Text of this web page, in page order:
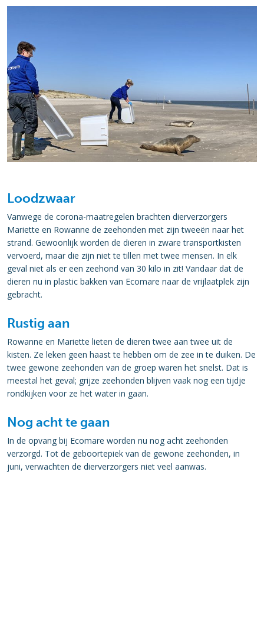
Loodzwaar
Vanwege de corona-maatregelen brachten dierverzorgers
Mariette en Rowanne de zeehonden met zijn tweeën naar het
strand. Gewoonlijk worden de dieren in zware transportkisten
vervoerd, maar die zijn niet te tillen met twee mensen. In elk
geval niet als er een zeehond van 30 kilo in zit! Vandaar dat de
dieren nu in plastic bakken van Ecomare naar de vrijlaatplek zijn
gebracht.
Rustig aan
Rowanne en Mariette lieten de dieren twee aan twee uit de
kisten. Ze leken geen haast te hebben om de zee in te duiken. De
twee gewone zeehonden van de groep waren het snelst. Dat is
meestal het geval; grijze zeehonden blijven vaak nog een tijdje
rondkijken voor ze het water in gaan.
Nog acht te gaan
In de opvang bij Ecomare worden nu nog acht zeehonden
verzorgd. Tot de geboortepiek van de gewone zeehonden, in
juni, verwachten de dierverzorgers niet veel aanwas.